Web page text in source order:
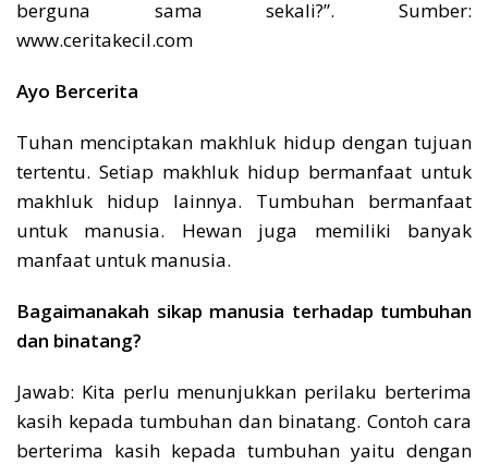
berguna sama sekali?”. Sumber:
www.ceritakecil.com
Ayo Bercerita
Tuhan menciptakan makhluk hidup dengan tujuan
tertentu. Setiap makhluk hidup bermanfaat untuk
makhluk hidup lainnya. Tumbuhan bermanfaat
untuk manusia. Hewan juga memiliki banyak
manfaat untuk manusia.
Bagaimanakah sikap manusia terhadap tumbuhan
dan binatang?
Jawab: Kita perlu menunjukkan perilaku berterima
kasih kepada tumbuhan dan binatang. Contoh cara
berterima kasih kepada tumbuhan yaitu dengan